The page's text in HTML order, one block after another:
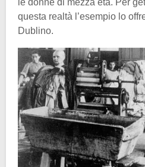
questa realtà l’esempio lo
Dublino.